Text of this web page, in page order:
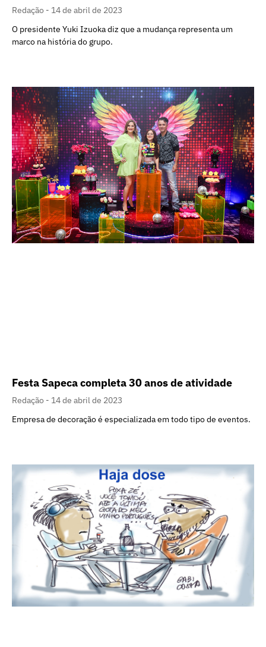
Redação
14 de abril de 2023
O presidente Yuki Izuoka diz que a mudança representa um
marco na história do grupo.
Festa Sapeca completa 30 anos de atividade
Redação
14 de abril de 2023
Empresa de decoração é especializada em todo tipo de eventos.